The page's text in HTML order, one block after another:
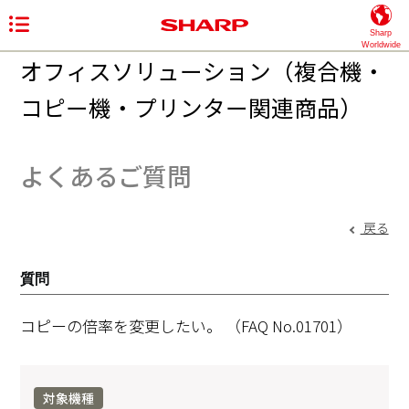
Sharp
Worldwide
オフィスソリューション（複合機・
コピー機・プリンター関連商品）
よくあるご質問
戻る
質問
コピーの倍率を変更したい。 （FAQ No.01701）
対象機種